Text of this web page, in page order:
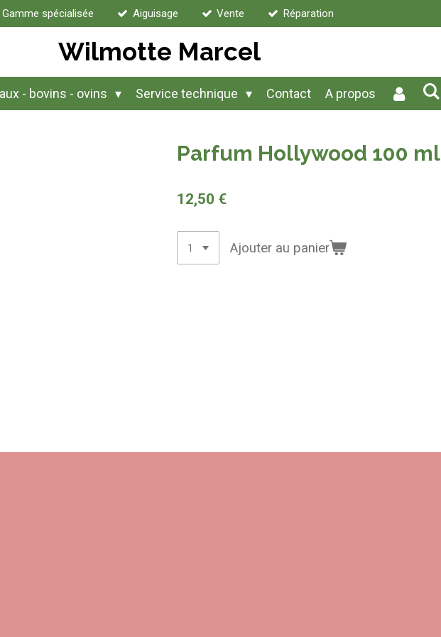
Gamme spécialisée Aiguisage Vente Réparation
Wilmotte Marcel
- bovins - ovins Service technique Contact A propos
Parfum Hollywood 100 ml
12,50 €
Ajouter au panier